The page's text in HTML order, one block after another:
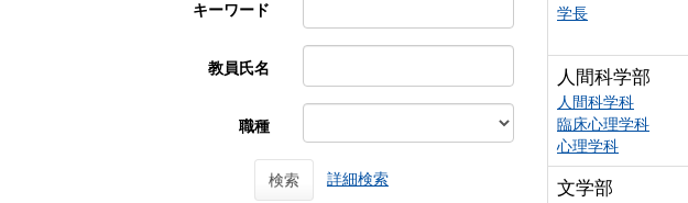
キーワード
教員氏名
職種
検索 詳細検索
学長
人間科学部
人間科学科
臨床心理学科
心理学科
文学部